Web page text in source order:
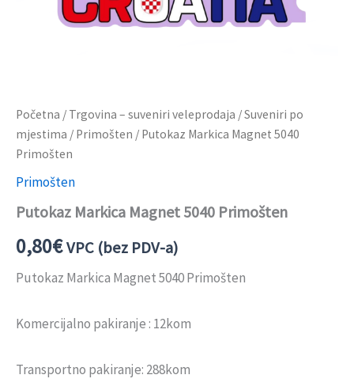
Početna / Trgovina – suveniri veleprodaja /Suveniri po
mjestima / Primošten / Putokaz Markica Magnet 5040
Primošten
Primošten
Putokaz Markica Magnet 5040 Primošten
0,80€VPC (bez PDV-a)
Putokaz Markica Magnet 5040 Primošten
Komercijalno pakiranje : 12kom
Transportno pakiranje: 288kom